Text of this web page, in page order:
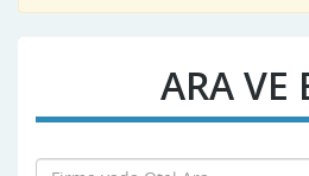
ARA VE